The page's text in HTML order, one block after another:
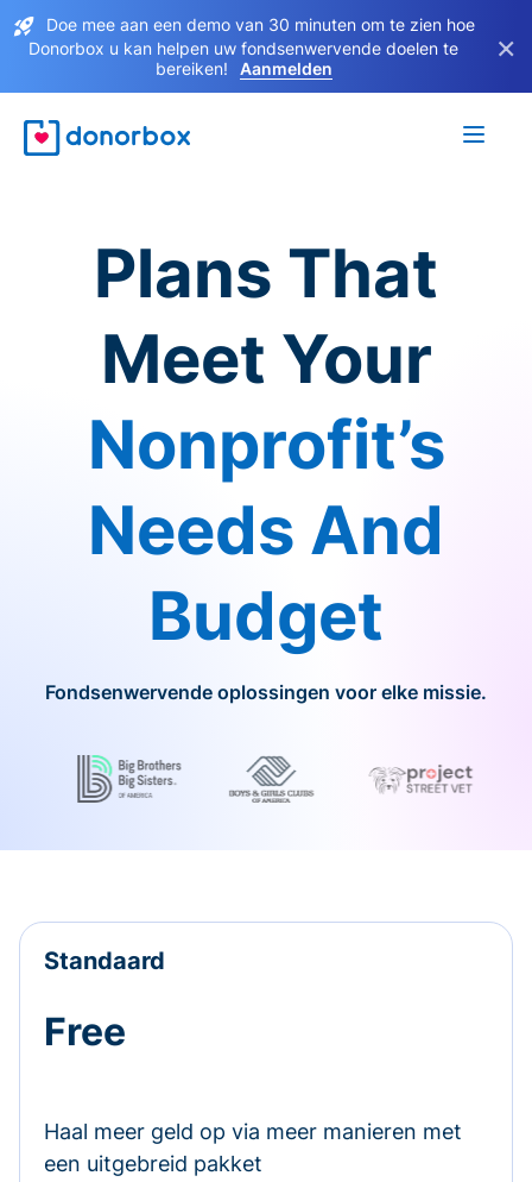
Doe mee aan een demo van 30 minuten om te zien hoe
Donorbox u kan helpen uw fondsenwervende doelen te
bereiken!
Aanmelden
×
Plans That
Meet Your
Nonprofit’s
Needs And
Budget
Fondsenwervende oplossingen voor elke missie.
Standaard
Free
Haal meer geld op via meer manieren met
een uitgebreid pakket